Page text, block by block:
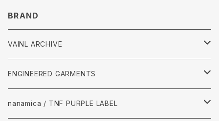
BRAND
VAINL ARCHIVE
Tops
Pants
ENGINEERED GARMENTS
Tops
nanamica / TNF PURPLE LABEL